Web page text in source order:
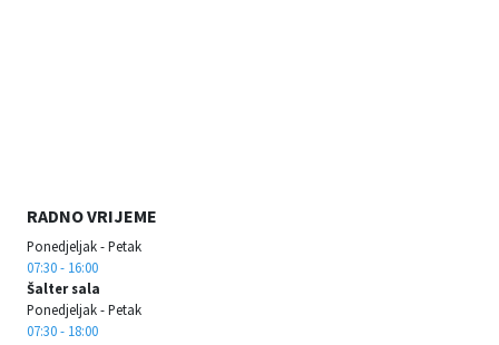
RADNO VRIJEME
Ponedjeljak - Petak
07:30 - 16:00
Šalter sala
Ponedjeljak - Petak
07:30 - 18:00